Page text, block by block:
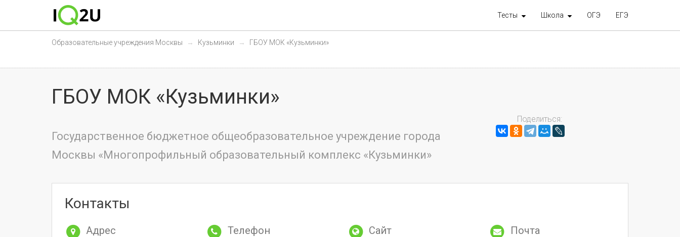
Тесты Школа ОГЭ ЕГЭ
Образовательные учреждения Москвы Кузьминки ГБОУ МОК «Кузьминки»
ГБОУ МОК «Кузьминки»
Государственное бюджетное общеобразовательное учреждение города
Москвы «Многопрофильный образовательный комплекс «Кузьминки»
Поделиться:
Контакты
Адрес Телефон Сайт Почта